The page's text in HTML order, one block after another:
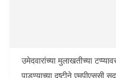
उमेदवारांच्या मुलाखतीच्या
पाडण्याच्या दृष्टीने